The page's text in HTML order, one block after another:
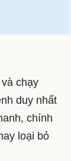
chạy
duy nhất
chính
loại bỏ